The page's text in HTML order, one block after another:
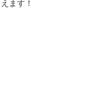
ます！